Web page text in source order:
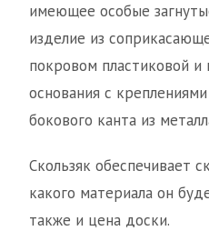
имеющее особые
изделие из
покровом пластиковой и
основания с
бокового канта из
Скользяк обеспечивает
какого материала он
также и цена доски.